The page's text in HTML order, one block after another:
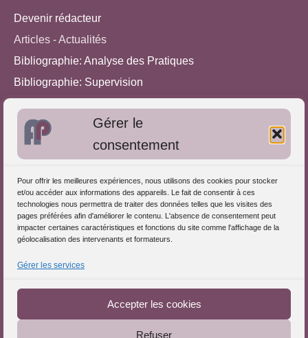
Gérer le
consentement
Pour offrir les meilleures expériences, nous utilisons des cookies pour stocker
et/ou accéder aux informations des appareils. Le fait de consentir à ces
technologies nous permettra de traiter des données telles que les visites des
pages préférées afin d'améliorer le contenu. L'absence de consentement peut
impacter certaines caractéristiques et fonctions du site comme l'affichage de la
géolocalisation des intervenants et formateurs.
Gérer les services
Accepter les cookies
Refuser
Devenir rédacteur
Articles - Actualités
Bibliographie: Analyse des Pratiques
Bibliographie: Supervision
Approches de l'Analyse des pratiques
S'inscrire dans l'Annuaire
Publiez vos formations
Charte déontologique
Téléchargez le Guide